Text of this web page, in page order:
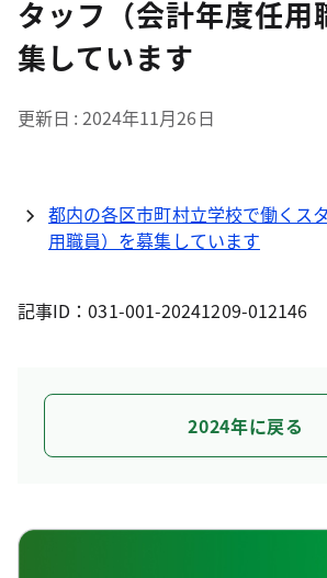
タッフ（会計年度任用
集しています
更新日 2024年11月26日
都内の各区市町村立学校で働くス
用職員）を募集しています
記事ID：031-001-20241209-012146
2024年に戻る